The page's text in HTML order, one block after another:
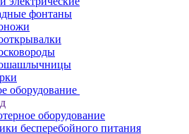
фонтаны
оборудование
оборудование
бесперебойного питания